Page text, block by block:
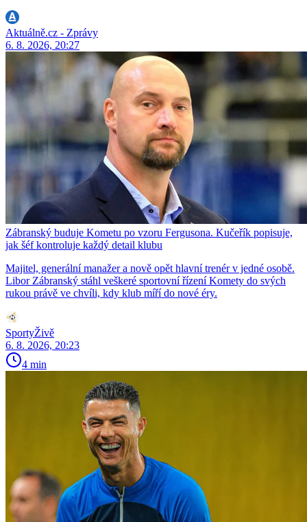
Aktuálně.cz - Zprávy
6. 8. 2026, 20:27
Zábranský buduje Kometu po vzoru Fergusona. Kučeřík popisuje,
jak šéf kontroluje každý detail klubu
Majitel, generální manažer a nově opět hlavní trenér v jedné osobě.
Libor Zábranský stáhl veškeré sportovní řízení Komety do svých
rukou právě ve chvíli, kdy klub míří do nové éry.
SportyŽivě
6. 8. 2026, 20:23
4 min